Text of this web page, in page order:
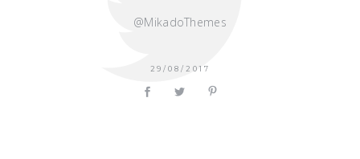
@MikadoThemes
29/08/2017